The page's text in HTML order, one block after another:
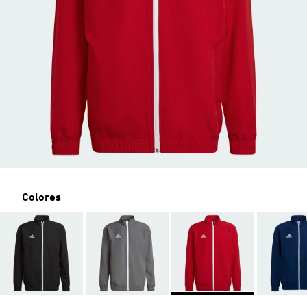
Colores